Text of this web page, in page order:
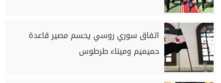
اتفاق سوري روسي يحسم مصير قاعدة
حميميم وميناء طرطوس